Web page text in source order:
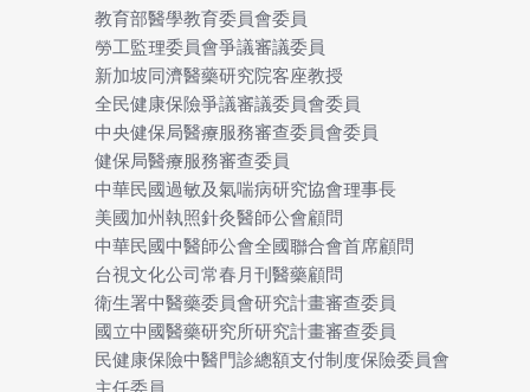
教育部醫學教育委員會委員
勞工監理委員會爭議審議委員
新加坡同濟醫藥研究院客座教授
全民健康保險爭議審議委員會委員
中央健保局醫療服務審查委員會委員
健保局醫療服務審查委員
中華民國過敏及氣喘病研究協會理事長
美國加州執照針灸醫師公會顧問
中華民國中醫師公會全國聯合會首席顧問
台視文化公司常春月刊醫藥顧問
衛生署中醫藥委員會研究計畫審查委員
國立中國醫藥研究所研究計畫審查委員
民健康保險中醫門診總額支付制度保險委員會
主任委員